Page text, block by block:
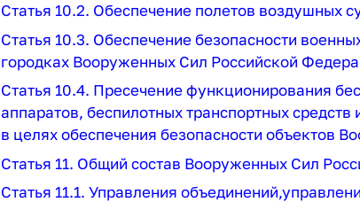
Статья 10.2. Обеспечение полетов воздушных
Статья 10.3. Обеспечение безопасности
городках Вооруженных Сил Российской
Статья 10.4. Пресечение функционирования
аппаратов, беспилотных транспортных
в целях обеспечения безопасности объектов
Статья 11. Общий состав Вооруженных Сил
Статья 11.1. Управления